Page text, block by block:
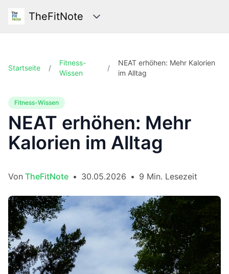
TheFitNote Kategorien
Startseite /
Fitness-
Wissen
/
NEAT erhöhen: Mehr Kalorien
im Alltag
Fitness-Wissen
NEAT erhöhen: Mehr
Kalorien im Alltag
Von TheFitNote • 30.05.2026 • 9 Min. Lesezeit